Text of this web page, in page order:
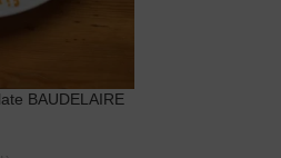
BAUDELAIRE